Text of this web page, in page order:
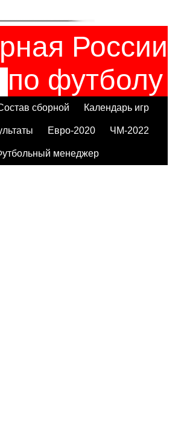
России
по футболу
сборной Календарь игр
Евро-2020 ЧМ-2022
менеджер